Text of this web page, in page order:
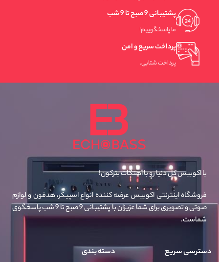
پشتیبانی 9 صبح تا 9 شب
ما پاسخگوییم!
پرداخت سریع و امن
پرداخت شتابی.
با اکوبیس کل دنیا رو با آهنگات بترکون!
فروشگاه اینترنتی اکوبیس عرضه کننده انواع اسپیکر، هدفون و لوازم
صوتی و تصویری برای شما عزیزان با پشتیبانی 9 صبح تا 9 شب پاسخگوی
شماست.
دسترسی سریع دسته بندی